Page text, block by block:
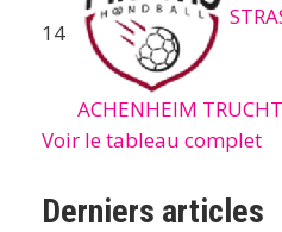
14
ACHENHEIM
Voir le tableau complet
Derniers articles